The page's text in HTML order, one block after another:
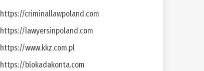
https://criminallawpoland.com
https://lawyersinpoland.com
https://www.kkz.com.pl
https://blokadakonta.com